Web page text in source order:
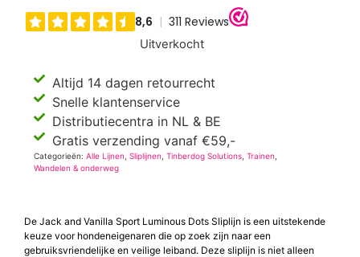
Uitverkocht
Altijd 14 dagen retourrecht
Snelle klantenservice
Distributiecentra in NL & BE
Gratis verzending vanaf €59,-
Categorieën:Alle Lijnen ,Sliplijnen ,Tinberdog Solutions ,Trainen
Wandelen & onderweg
De Jack and Vanilla Sport Luminous Dots Sliplijn is een uitstekende
keuze voor hondeneigenaren die op zoek zijn naar een
gebruiksvriendelijke en veilige leiband. Deze sliplijn is niet alleen